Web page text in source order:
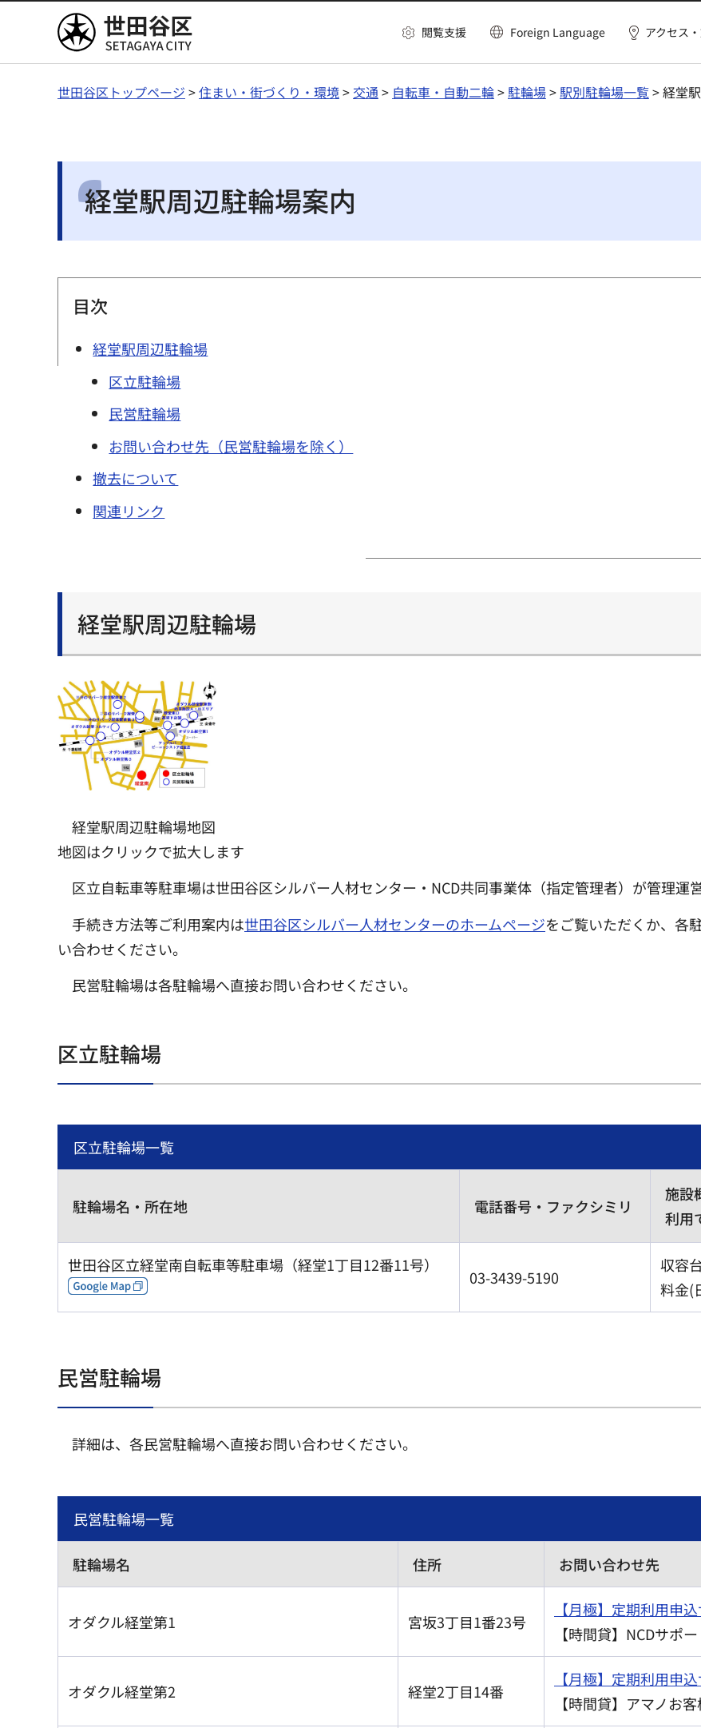
世田谷区 閲覧支援 Foreign Language アクセス
世田谷区トップページ >住まい・街づくり・環境> 交通> 自転車・自動二輪>駐輪場>駅別駐輪場一覧> 経堂
経堂駅周辺駐輪場案内
目次
経堂駅周辺駐輪場
区立駐輪場
民営駐輪場
お問い合わせ先（民営駐輪場を除く）
撤去について
関連リンク
経堂駅周辺駐輪場
経堂駅周辺駐輪場地図
地図はクリックで拡大します
区立自転車等駐車場は世田谷区シルバー人材センター・NCD共同事業体（指定管理者）が管理運営
手続き方法等ご利用案内は世田谷区シルバー人材センターのホームページをご覧いただくか、各
い合わせください。
民営駐輪場は各駐輪場へ直接お問い合わせください。
区立駐輪場
区立駐輪場一覧
駐輪場名・所在地 電話番号・ファクシミリ
施設
利用
世田谷区立経堂南自転車等駐車場（経堂1丁目12番11号）
03-3439-5190
収容
料金(
民営駐輪場
詳細は、各民営駐輪場へ直接お問い合わせください。
民営駐輪場一覧
駐輪場名 住所 お問い合わせ先
オダクル経堂第1 宮坂3丁目1番23号
【月極】定期利用申
【時間貸】NCDサポ
オダクル経堂第2 経堂2丁目14番
【月極】定期利用申
【時間貸】アマノお